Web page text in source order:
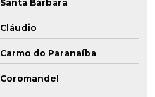
Santa Bárbara
Cláudio
Carmo do Paranaíba
Coromandel